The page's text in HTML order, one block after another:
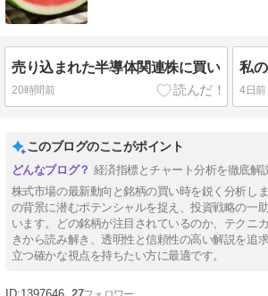
売り込まれた半導体関連株に買い
20時間前
私
4日前
このブログのここがポイント
経済指標とチャート分析を徹底解
株式市場の最新動向と銘柄の買い時を鋭く分析し
の背景に潜むポテンシャルを捉え、投資戦略の一
います。どの銘柄が注目されているのか、テクニ
きから読み解き、透明性と信頼性の高い解説を追
立つ確かな視点を持ちたい方に最適です。